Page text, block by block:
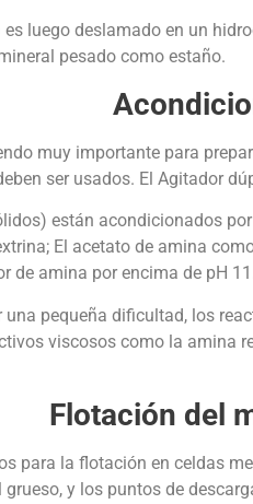
luego deslamado en un
pesado como estaño.
muy importante para
ser usados. El Agitador
están acondicionados
El acetato de amina
de amina por encima de pH
pequeña dificultad, los
viscosos como la
Flotación del
para la flotación en celdas
y los puntos de